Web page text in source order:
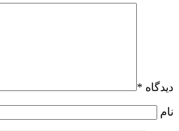
دیدگاه *
نام